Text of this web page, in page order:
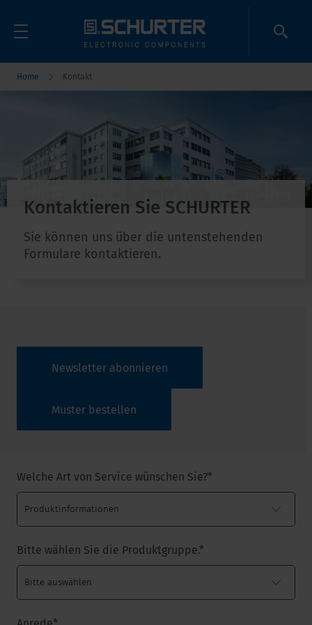
Home Kontakt
Kontaktieren Sie SCHURTER
Sie können uns über die untenstehenden
Formulare kontaktieren.
Newsletter abonnieren
Muster bestellen
Welche Art von Service wünschen Sie?*
Bitte wählen Sie die Produktgruppe.*